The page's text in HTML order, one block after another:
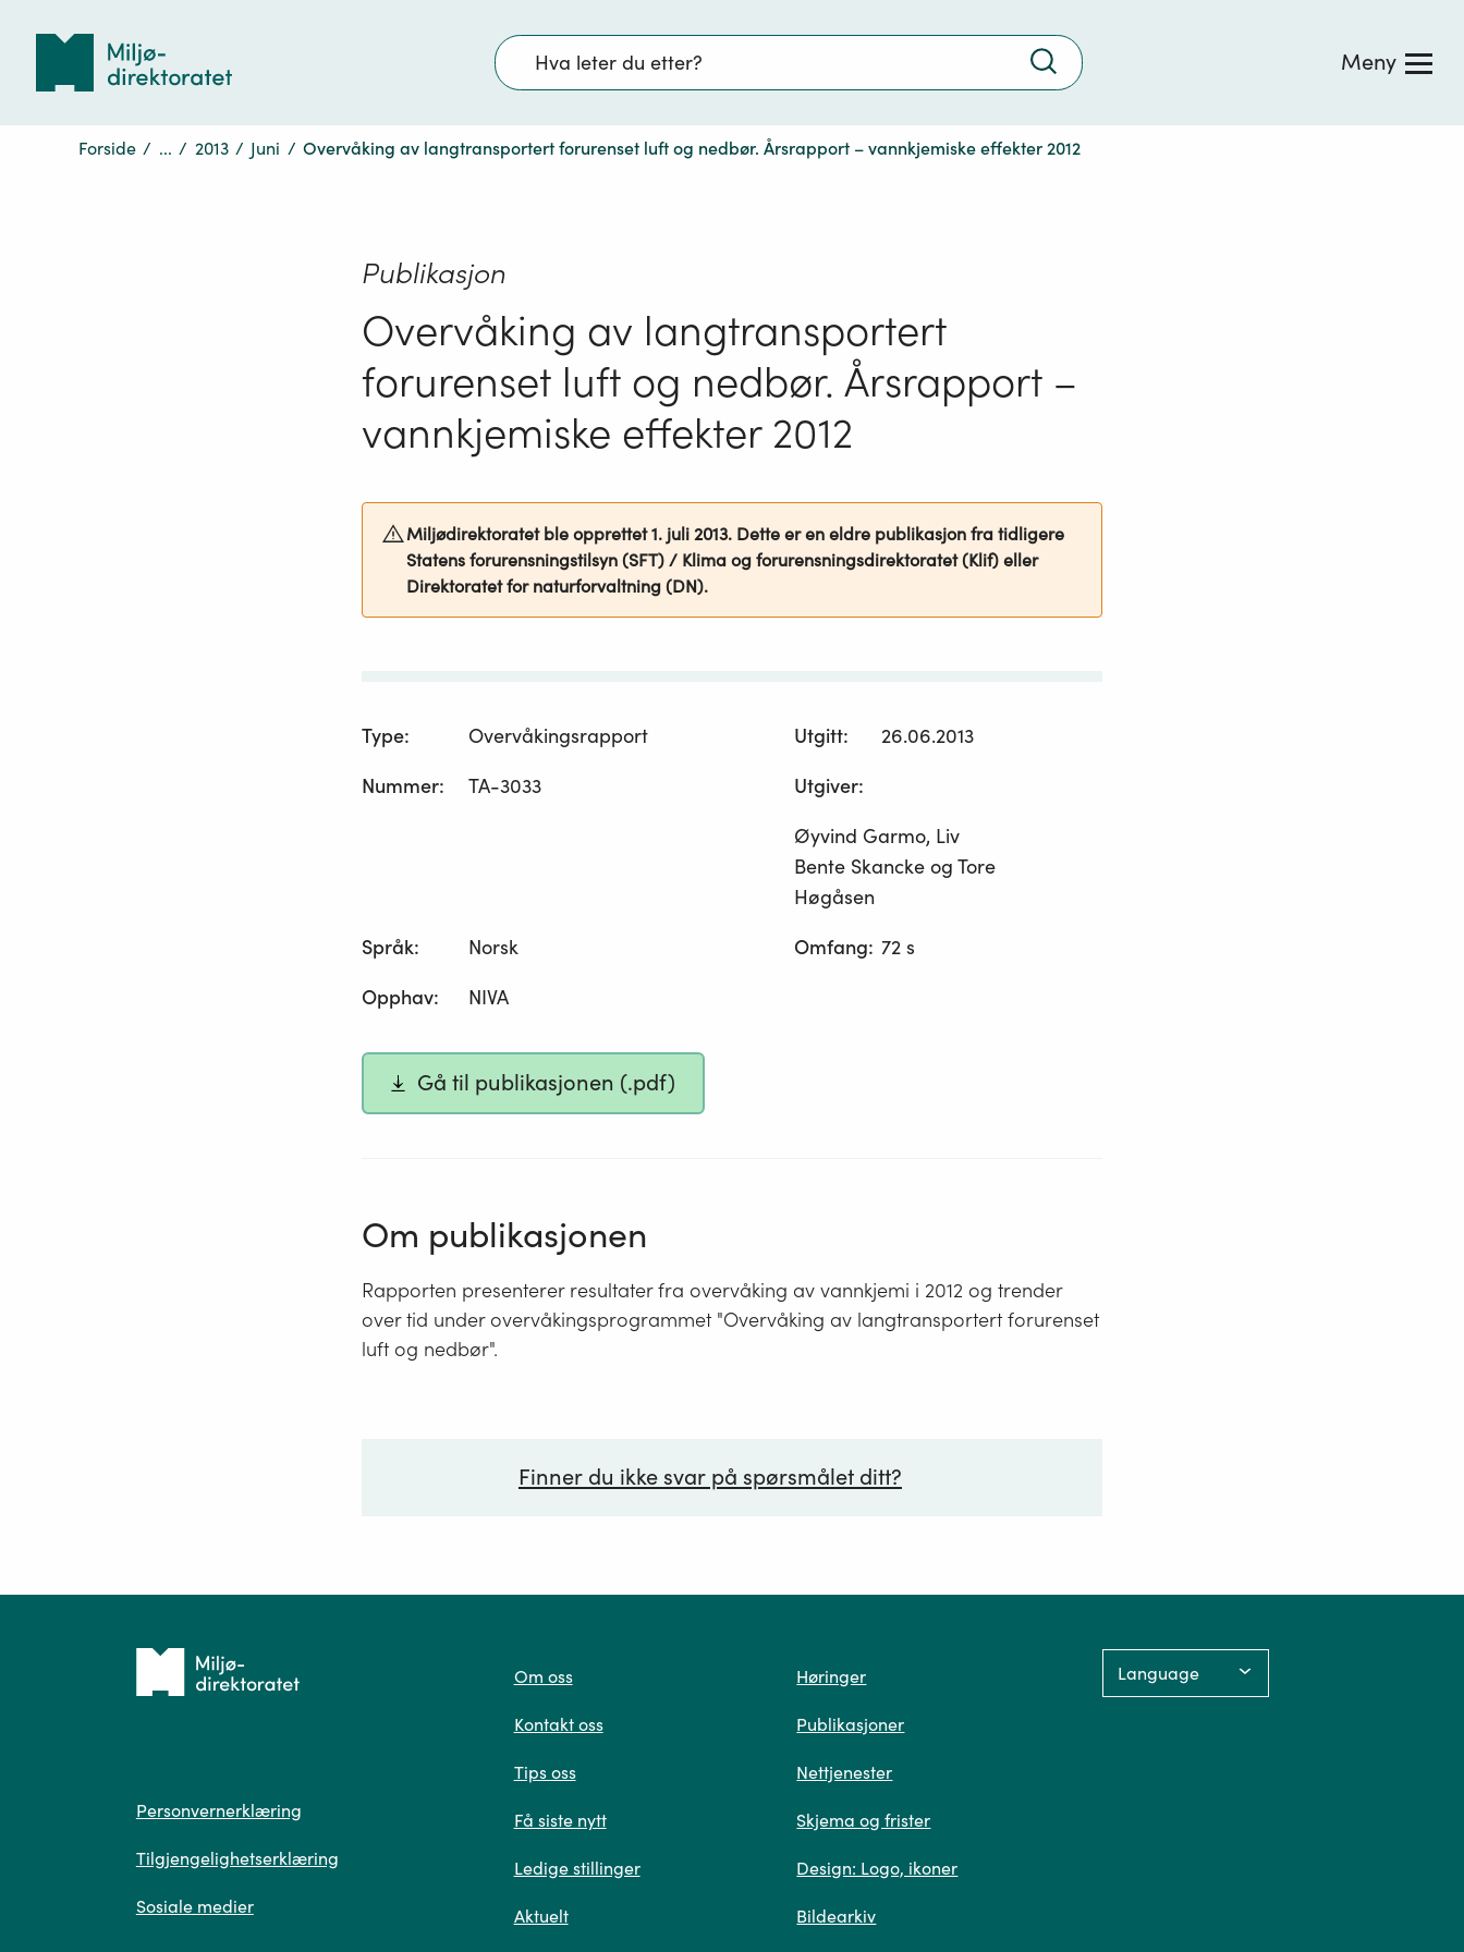
Søk
Trykk
søke
Meny
Forside / ... / 2013 / Juni / Overvåking av langtransportert forurenset luft og nedbør. Årsrapport – vannkjemiske effekter 2012
Publikasjon
Overvåking av langtransportert
forurenset luft og nedbør. Årsrapport –
vannkjemiske effekter 2012
Miljødirektoratet ble opprettet 1. juli 2013. Dette er en eldre publikasjon fra tidligere
Statens forurensningstilsyn (SFT) / Klima og forurensningsdirektoratet (Klif) eller
Direktoratet for naturforvaltning (DN).
Type: Overvåkingsrapport Utgitt:
26.06.2013
Nummer: TA-3033 Utgiver:
Øyvind Garmo, Liv
Bente Skancke og Tore
Høgåsen
Språk: Norsk Omfang: 72 s
Opphav: NIVA
Gå til publikasjonen (.pdf)
Om publikasjonen
Rapporten presenterer resultater fra overvåking av vannkjemi i 2012 og trender
over tid under overvåkingsprogrammet "Overvåking av langtransportert forurenset
luft og nedbør".
Finner du ikke svar på spørsmålet ditt?
Spør oss
deg vår mest relevante informasjon.
Tilbake
Personvern
Personvernerklæring
Tilgjengelighetserklæring
Sosiale medier
Om oss
Kontakt oss
Tips oss
Få siste nytt
Ledige stillinger
Aktuelt
Høringer
Publikasjoner
Nettjenester
Skjema og frister
Design: Logo, ikoner
Bildearkiv